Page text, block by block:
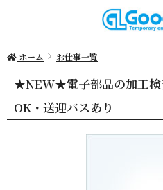
ホーム お仕事一覧
★NEW★電子部品の加工検
OK・送迎バスあり